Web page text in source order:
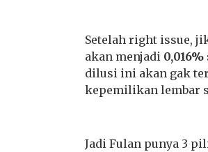
Setelah right issue,
akan menjadi 0,016%
dilusi ini akan gak
kepemilikan lembar
Jadi Fulan punya 3